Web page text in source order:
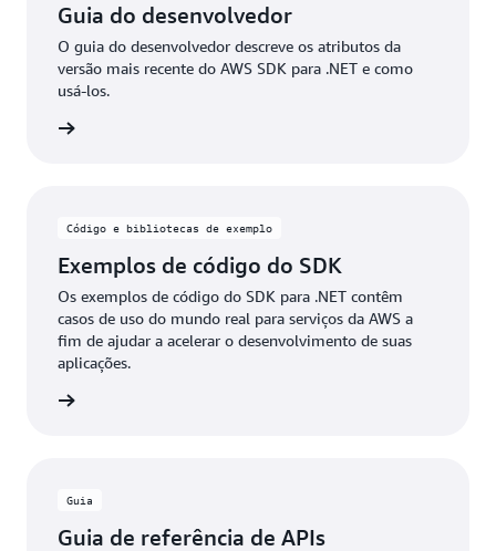
Guia do desenvolvedor
O guia do desenvolvedor descreve os atributos da
versão mais recente do AWS SDK para .NET e como
usá-los.
Código e bibliotecas de exemplo
Exemplos de código do SDK
Os exemplos de código do SDK para .NET contêm
casos de uso do mundo real para serviços da AWS a
fim de ajudar a acelerar o desenvolvimento de suas
aplicações.
Guia
Guia de referência de APIs